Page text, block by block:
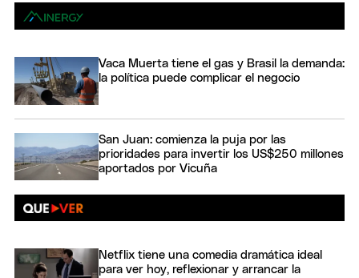
Vaca Muerta tiene el gas y Brasil la demanda:
la política puede complicar el negocio
San Juan: comienza la puja por las
prioridades para invertir los US$250 millones
aportados por Vicuña
Netflix tiene una comedia dramática ideal
para ver hoy, reflexionar y arrancar la